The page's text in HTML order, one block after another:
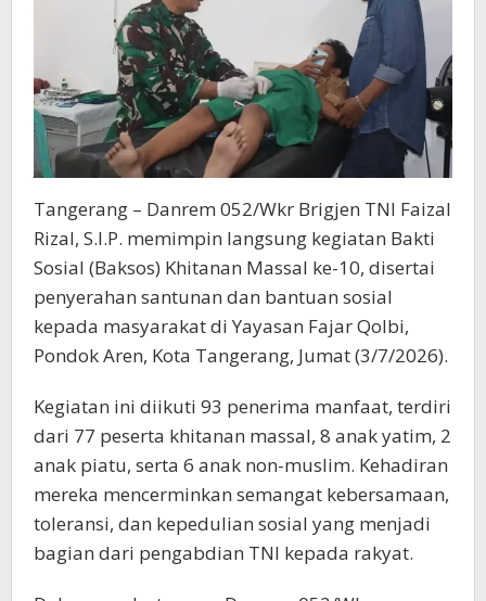
Tangerang – Danrem 052/Wkr Brigjen TNI Faizal
Rizal, S.I.P. memimpin langsung kegiatan Bakti
Sosial (Baksos) Khitanan Massal ke-10, disertai
penyerahan santunan dan bantuan sosial
kepada masyarakat di Yayasan Fajar Qolbi,
Pondok Aren, Kota Tangerang, Jumat (3/7/2026).
Kegiatan ini diikuti 93 penerima manfaat, terdiri
dari 77 peserta khitanan massal, 8 anak yatim, 2
anak piatu, serta 6 anak non-muslim. Kehadiran
mereka mencerminkan semangat kebersamaan,
toleransi, dan kepedulian sosial yang menjadi
bagian dari pengabdian TNI kepada rakyat.